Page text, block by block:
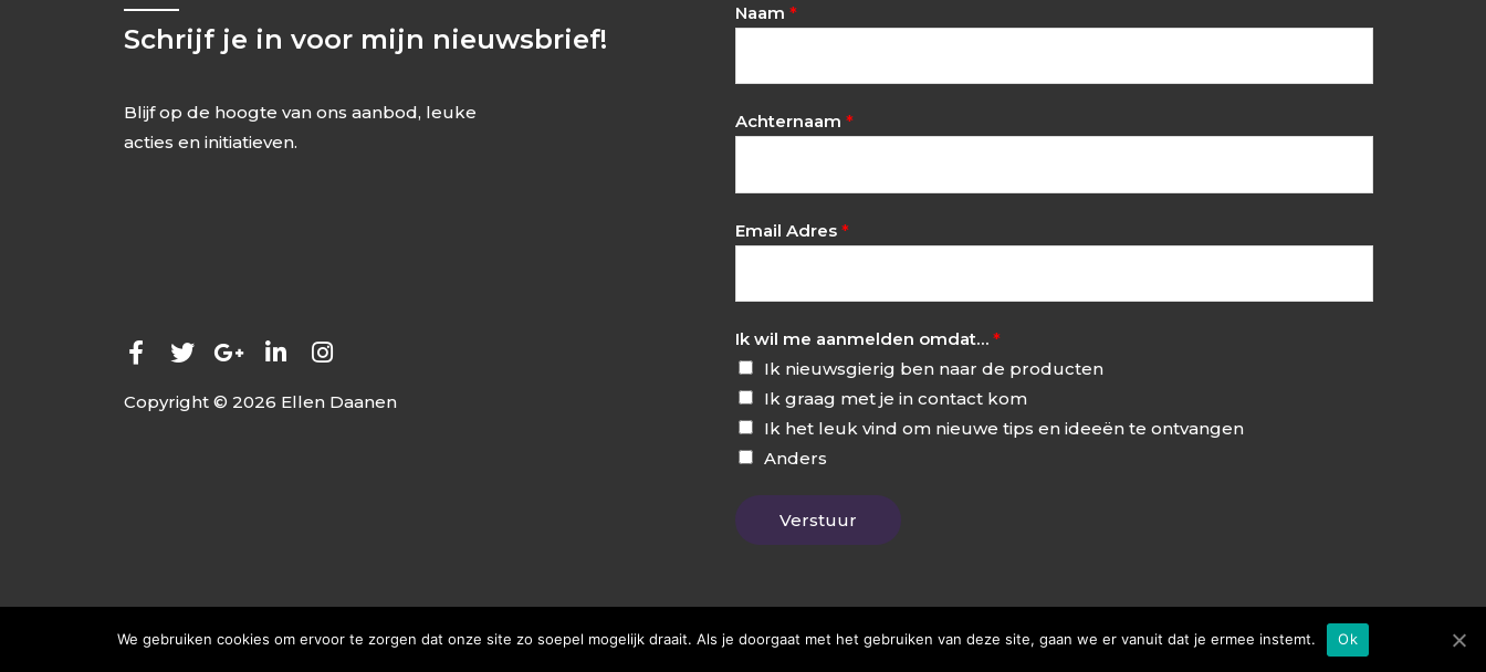
Schrijf je in voor mijn nieuwsbrief!
Blijf op de hoogte van ons aanbod, leuke
acties en initiatieven.
Copyright © 2026 Ellen Daanen
Naam *
Achternaam *
Email Adres *
Ik wil me aanmelden omdat… *
Ik nieuwsgierig ben naar de producten
Ik graag met je in contact kom
Ik het leuk vind om nieuwe tips en ideeën te ontvangen
Anders
Verstuur
We gebruiken cookies om ervoor te zorgen dat onze site zo soepel mogelijk draait. Als je doorgaat met het gebruiken van deze site, gaan we er vanuit dat je ermee instemt. Ok